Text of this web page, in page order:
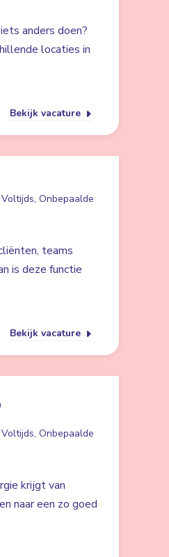
anders doen?
locaties in
Bekijk vacature
Onbepaalde
teams
is deze functie
Bekijk vacature
Onbepaalde
krijgt van
naar een zo goed